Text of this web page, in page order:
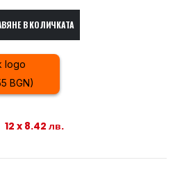
В КОЛИЧКАТА
BGN)
12 x 8.42 лв.